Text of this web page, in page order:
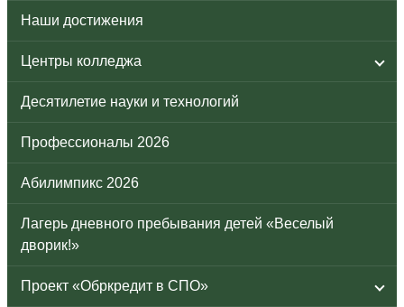
Наши достижения
Центры колледжа
Десятилетие науки и технологий
Профессионалы 2026
Абилимпикс 2026
Лагерь дневного пребывания детей «Веселый
дворик!»
Проект «Обркредит в СПО»